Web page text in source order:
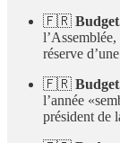
🇫🇷
réserve
🇫🇷
l’année
président de